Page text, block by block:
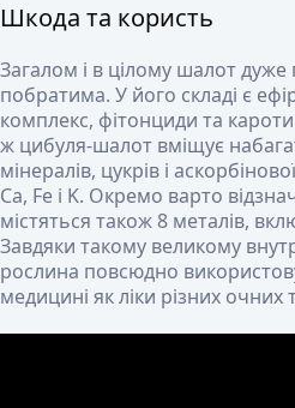
Шкода та користь
Загалом і в цілому шалот дуже
побратима. У його складі є
комплекс, фітонциди та
ж цибуля-шалот вміщує
мінералів, цукрів і
Ca, Fe і K. Окремо варто
містяться також 8 металів,
Завдяки такому великому
рослина повсюдно
медицині як ліки різних очних